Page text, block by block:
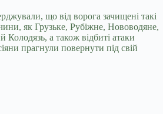
що від ворога зачищені такі
як Грузьке, Рубіжне, Нововодяне,
Колодязь, а також відбиті атаки
прагнули повернути під свій